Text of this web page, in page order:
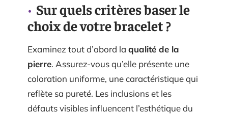
Sur quels critères baser le
choix de votre bracelet ?
Examinez tout d’abord la qualité de la
pierre. Assurez-vous qu’elle présente une
coloration uniforme, une caractéristique qui
reflète sa pureté. Les inclusions et les
défauts visibles influencent l’esthétique du